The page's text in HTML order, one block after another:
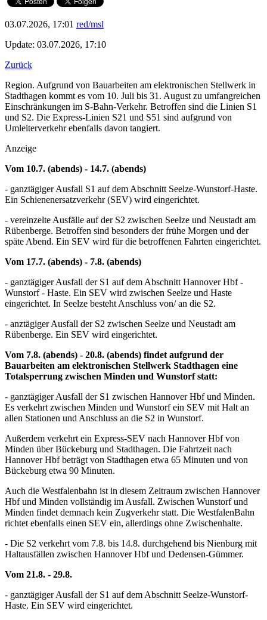
03.07.2026, 17:01 red/msl
Update: 03.07.2026, 17:10
Zurück
Region. Aufgrund von Bauarbeiten am elektronischen Stellwerk in
Stadthagen kommt es vom 10. Juli bis 31. August zu umfangreichen
Einschränkungen im S-Bahn-Verkehr. Betroffen sind die Linien S1
und S2. Die Express-Linien S21 und S51 sind aufgrund von
Umleiterverkehr ebenfalls davon tangiert.
Anzeige
Vom 10.7. (abends) - 14.7. (abends)
- ganztägiger Ausfall S1 auf dem Abschnitt Seelze-Wunstorf-Haste.
Ein Schienenersatzverkehr (SEV) wird eingerichtet.
- vereinzelte Ausfälle auf der S2 zwischen Seelze und Neustadt am
Rübenberge. Betroffen sind besonders der frühe Morgen und der
späte Abend. Ein SEV wird für die betroffenen Fahrten eingerichtet.
Vom 17.7. (abends) - 7.8. (abends)
- ganztägiger Ausfall der S1 auf dem Abschnitt Hannover Hbf -
Wunstorf - Haste. Ein SEV wird zwischen Seelze und Haste
eingerichtet. In Seelze besteht Anschluss von/ an die S2.
- anztägiger Ausfall der S2 zwischen Seelze und Neustadt am
Rübenberge. Ein SEV wird eingerichtet.
Vom 7.8. (abends) - 20.8. (abends) findet aufgrund der
Bauarbeiten am elektronischen Stellwerk Stadthagen eine
Totalsperrung zwischen Minden und Wunstorf statt:
- ganztägiger Ausfall der S1 zwischen Hannover Hbf und Minden.
Es verkehrt zwischen Minden und Wunstorf ein SEV mit Halt an
allen Stationen und Anschluss an die S2 in Wunstorf.
Außerdem verkehrt ein Express-SEV nach Hannover Hbf von
Minden über Bückeburg und Stadthagen. Die Fahrtzeit nach
Hannover Hbf beträgt von Stadthagen etwa 65 Minuten und von
Bückeburg etwa 90 Minuten.
Auch die Westfalenbahn ist in diesem Zeitraum zwischen Hannover
Hbf und Minden vollständig im Ausfall. Zwischen Wunstorf und
Minden findet demnach kein Zugverkehr statt. Die WestfalenBahn
richtet ebenfalls einen SEV ein, allerdings ohne Zwischenhalte.
- Die S2 verkehrt vom 7.8. bis 14.8. durchgehend bis Nienburg mit
Haltausfällen zwischen Hannover Hbf und Dedensen-Gümmer.
Vom 21.8. - 29.8.
- ganztägiger Ausfall der S1 auf dem Abschnitt Seelze-Wunstorf-
Haste. Ein SEV wird eingerichtet.